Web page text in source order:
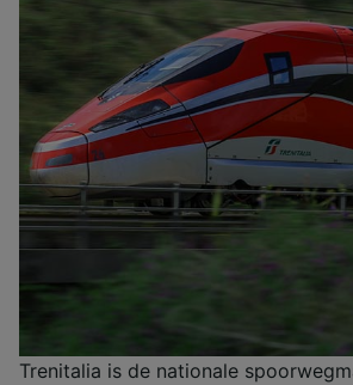
Trenitalia is de nationale